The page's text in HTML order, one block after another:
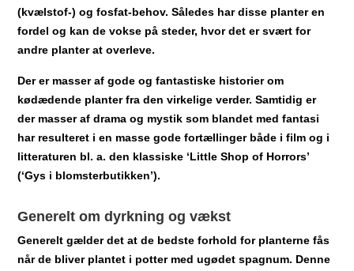
(kvælstof-) og fosfat-behov. Således har disse planter en
fordel og kan de vokse på steder, hvor det er svært for
andre planter at overleve.
Der er masser af gode og fantastiske historier om
kødædende planter fra den virkelige verder. Samtidig er
der masser af drama og mystik som blandet med fantasi
har resulteret i en masse gode fortællinger både i film og i
litteraturen bl. a. den klassiske ‘Little Shop of Horrors’
(‘Gys i blomsterbutikken’).
Generelt om dyrkning og vækst
Generelt gælder det at de bedste forhold for planterne fås
når de bliver plantet i potter med ugødet spagnum. Denne